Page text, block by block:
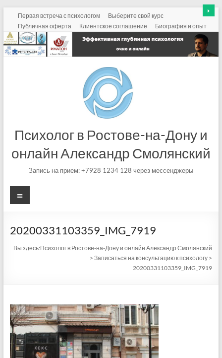
Перейти
содержимому
Первая встреча с психологом
Выберите свой курс
Публичная оферта
Клиентское соглашение Биография и опыт
Психолог в Ростове-на-Дону и
онлайн Александр Смолянский
Запись на прием: +7928 1234 128 через мессенджеры
Меню
20200331103359_IMG_7919
Вы здесь:Психолог в Ростове-на-Дону и онлайн Александр Смолянский
>Записаться на консультацию к психологу >
20200331103359_IMG_7919